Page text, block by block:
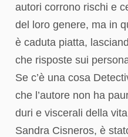
autori corrono rischi e
del loro genere, ma in
è caduta piatta,
che risposte sui
Se c’è una cosa
che l’autore non ha
duri e viscerali della
Sandra Cisneros, è